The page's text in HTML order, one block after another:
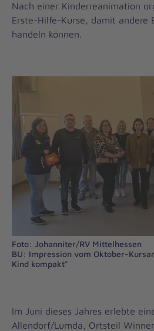
Nach einer Kinderreanimation
Erste-Hilfe-Kurse, damit andere
handeln können.
Foto: Johanniter/RV Mittelhessen
BU: Impression vom Oktober-
Kind kompakt"
Im Juni dieses Jahres erlebte
Allendorf/Lumda, Ortsteil